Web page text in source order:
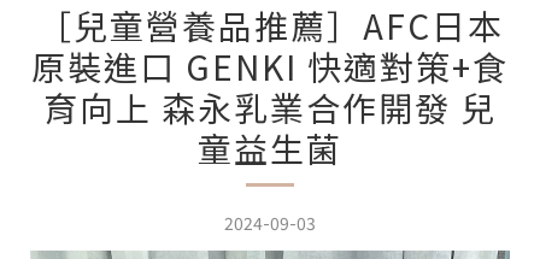
［兒童營養品推薦］AFC日本
原裝進口 GENKI 快適對策+食
育向上 森永乳業合作開發 兒
童益生菌
2024-09-03